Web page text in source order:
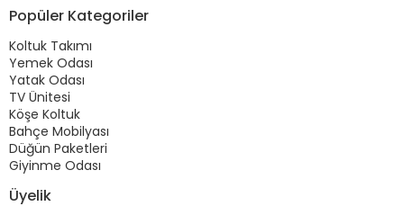
Popüler Kategoriler
Koltuk Takımı
Yemek Odası
Yatak Odası
TV Ünitesi
Köşe Koltuk
Bahçe Mobilyası
Düğün Paketleri
Giyinme Odası
Üyelik